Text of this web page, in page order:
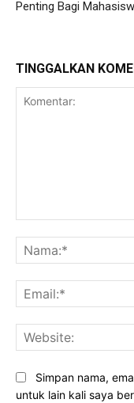
Penting Bagi
TINGGALKAN
Simpan nama,
untuk lain kali saya